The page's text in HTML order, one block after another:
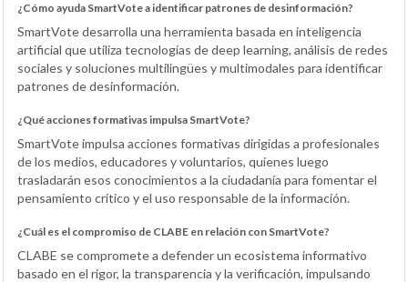
¿Cómo ayuda SmartVote a identificar patrones de desinformación?
SmartVote desarrolla una herramienta basada en inteligencia
artificial que utiliza tecnologías de deep learning, análisis de redes
sociales y soluciones multilingües y multimodales para identificar
patrones de desinformación.
¿Qué acciones formativas impulsa SmartVote?
SmartVote impulsa acciones formativas dirigidas a profesionales
de los medios, educadores y voluntarios, quienes luego
trasladarán esos conocimientos a la ciudadanía para fomentar el
pensamiento crítico y el uso responsable de la información.
¿Cuál es el compromiso de CLABE en relación con SmartVote?
CLABE se compromete a defender un ecosistema informativo
basado en el rigor, la transparencia y la verificación, impulsando